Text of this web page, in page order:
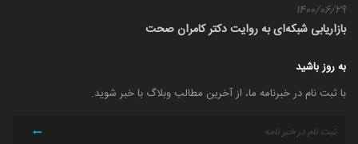
1400/06/29
بازاریابی شبکه‌ای به روایت دکتر کامران صحت
به روز باشید
با ثبت نام در خبرنامه ما، از آخرین مطالب وبلاگ با خبر شوید.